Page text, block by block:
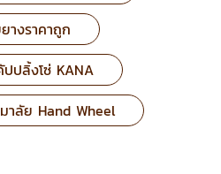
างราคาถูก
ปลิ้งโซ่ KANA
าลัย Hand Wheel